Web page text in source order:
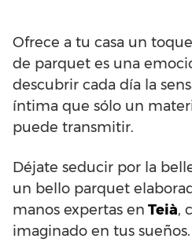
Ofrece a tu casa un
de parquet es una
descubrir cada día la
íntima que sólo un
puede transmitir.
Déjate seducir por la
un bello parquet
manos expertas en Teià,
imaginado en tus sueños.